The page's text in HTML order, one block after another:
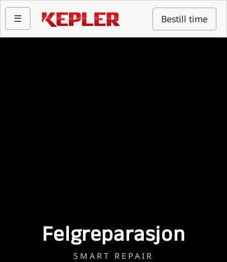
☰ Bestill time
Felgreparasjon
SMART REPAIR